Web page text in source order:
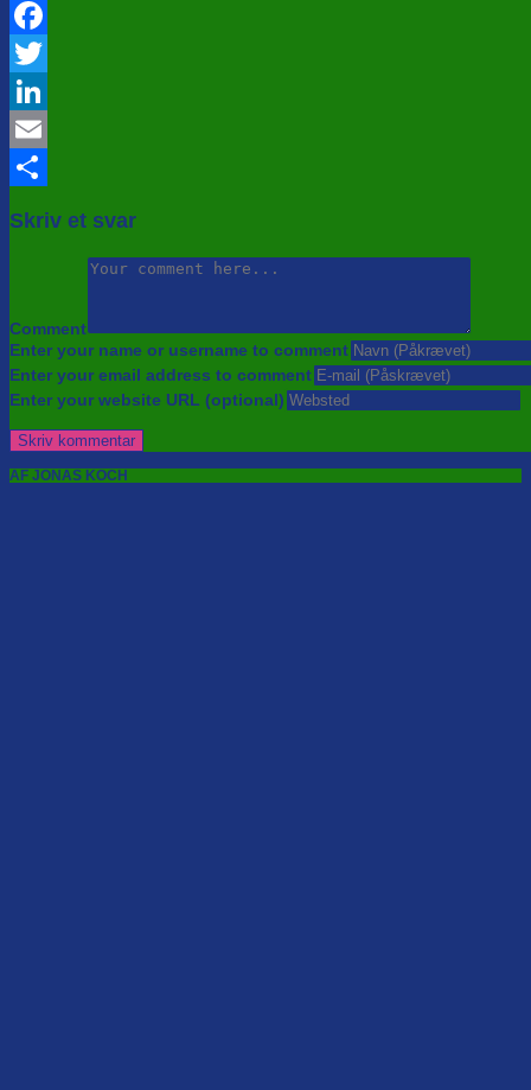
Facebook
Twitter
LinkedIn
Email
Skriv et svar
Comment
Enter your name or username to comment
Enter your email address to comment
Enter your website URL (optional)
AF JONAS KOCH